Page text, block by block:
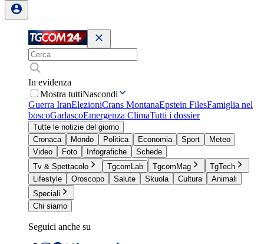
In evidenza
Mostra tuttiNascondi
Guerra IranElezioniCrans MontanaEpstein FilesFamiglia nel
boscoGarlascoEmergenza ClimaTutti i dossier
Tutte le notizie del giorno
Cronaca
Mondo Politica Economia Sport
Meteo
Video
Foto Infografiche
Schede
Tv & Spettacolo
TgcomLab TgcomMag
TgTech
Lifestyle
Oroscopo Salute Skuola Cultura
Animali
Speciali
Chi siamo
Seguici anche su